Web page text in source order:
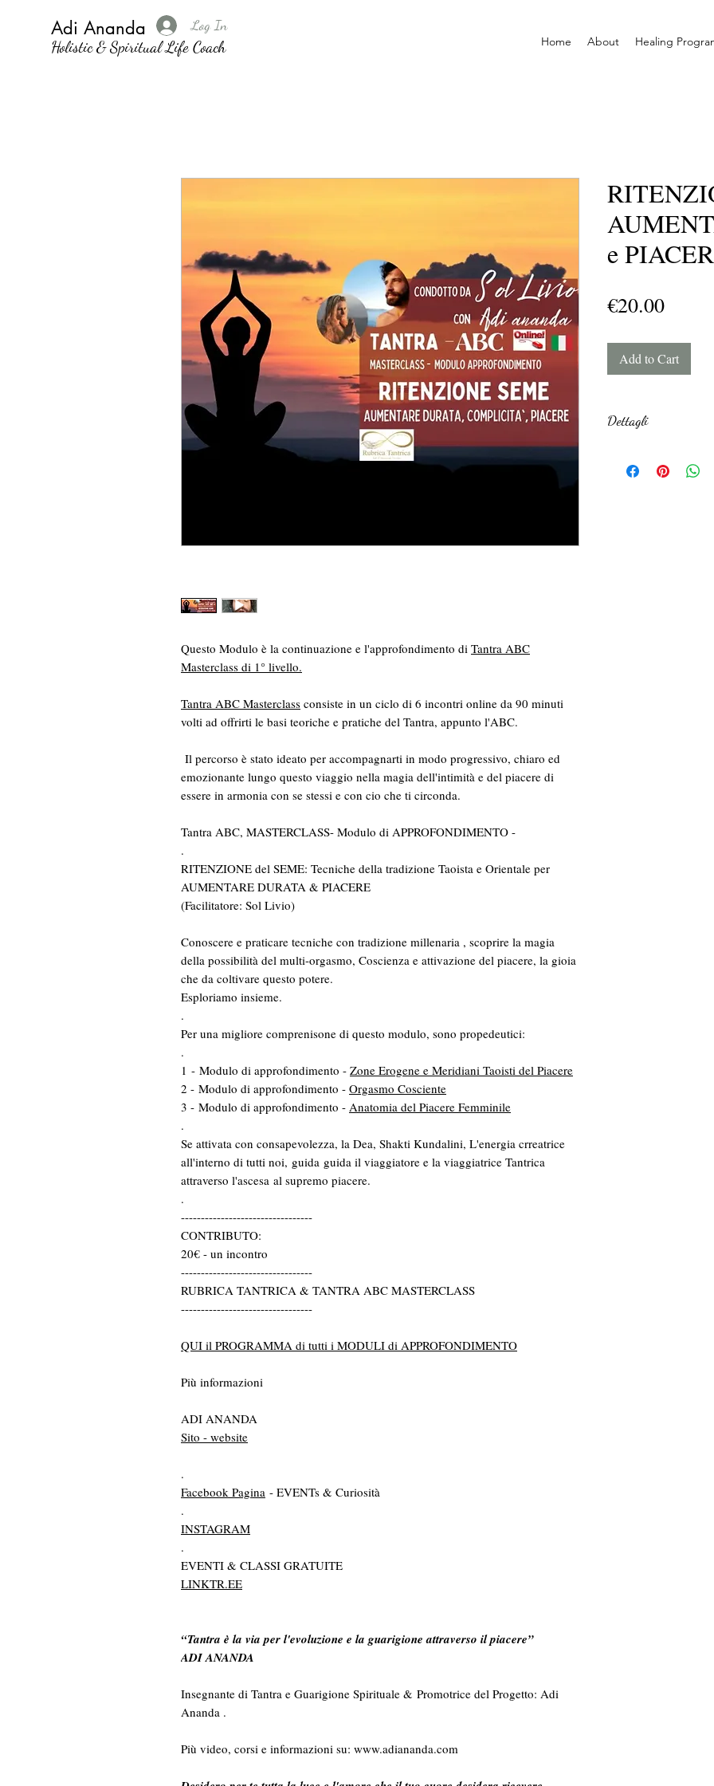
Home About Healing
Adi Ananda
Holistic & Spiritual Life Coach
Log In
Questo Modulo è la continuazione e l'approfondimento di Tantra ABC
Masterclass di 1° livello.
Tantra ABC Masterclass consiste in un ciclo di 6 incontri online da 90 minuti
volti ad offrirti le basi teoriche e pratiche del Tantra, appunto l'ABC.
Il percorso è stato ideato per accompagnarti in modo progressivo, chiaro ed
emozionante lungo questo viaggio nella magia dell'intimità e del piacere di
essere in armonia con se stessi e con cio che ti circonda.
Tantra ABC, MASTERCLASS- Modulo di APPROFONDIMENTO -
.
RITENZIONE del SEME: Tecniche della tradizione Taoista e Orientale per
AUMENTARE DURATA & PIACERE
(Facilitatore: Sol Livio)
Conoscere e praticare tecniche con tradizione millenaria , scoprire la magia
della possibilità del multi-orgasmo, Coscienza e attivazione del piacere, la gioia
che da coltivare questo potere.
Esploriamo insieme.
.
Per una migliore comprenisone di questo modulo, sono propedeutici:
.
1 - Modulo di approfondimento - Zone Erogene e Meridiani Taoisti del Piacere
2 - Modulo di approfondimento - Orgasmo Cosciente
3 - Modulo di approfondimento - Anatomia del Piacere Femminile
.
Se attivata con consapevolezza, la Dea, Shakti Kundalini, L'energia crreatrice
all'interno di tutti noi, guida guida il viaggiatore e la viaggiatrice Tantrica
attraverso l'ascesa al supremo piacere.
.
---------------------------------
CONTRIBUTO:
20€ - un incontro
---------------------------------
RUBRICA TANTRICA & TANTRA ABC MASTERCLASS
---------------------------------
QUI il PROGRAMMA di tutti i MODULI di APPROFONDIMENTO
Più informazioni
ADI ANANDA
Sito - website
.
Facebook Pagina - EVENTs & Curiosità
.
INSTAGRAM
.
EVENTI & CLASSI GRATUITE
LINKTR.EE
“Tantra è la via per l'evoluzione e la guarigione attraverso il piacere”
ADI ANANDA
Insegnante di Tantra e Guarigione Spirituale & Promotrice del Progetto: Adi
Ananda .
Più video, corsi e informazioni su: www.adiananda.com
e
€20.00Price
Add to Cart
Dettagli
VIDEO online